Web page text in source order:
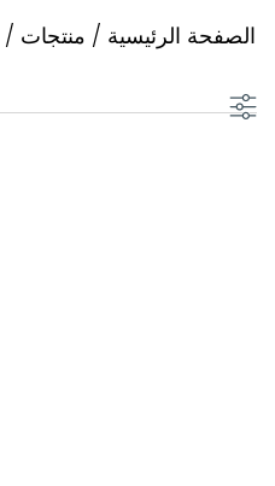
الصفحة الرئيسية / منتجات /